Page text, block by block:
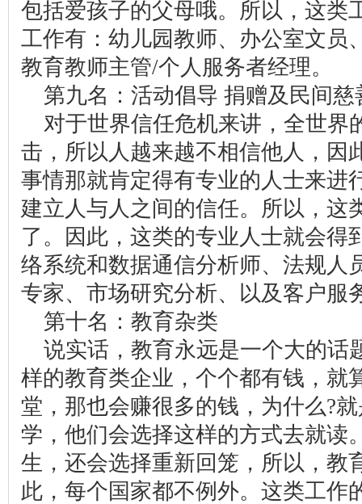
包括爱孩子的父母哦。所以，这类
工作有：幼儿园教师、办公室文员
教育教师主管/个人服务者经理。
第九名：活动倡导 捐赠及民间慈
对于世界信任危机来讲，全世界
击，所以人越来越不相信他人，因
事情那就肯定得有专业的人士来进
建立人与人之间的信任。所以，这
了。因此，这类的专业人士就会得
络系统和数据通信分析师、法规人
专家、市场研究分析、以及客户服
第十名：教育杂类
说实话，教育永远是一个大的话
样的教育类企业，个个都有钱，就
堂，那也会赚很多的钱，为什么?
学，他们会选择这样的方式去就读
生，还会选择重新回笼，所以，教
此，每个国家都不例外。这类工作